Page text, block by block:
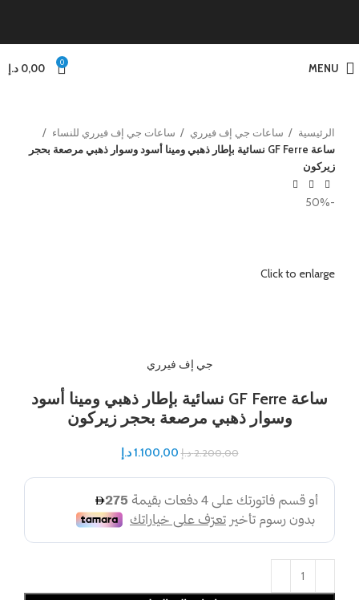
MENU
0
0,00 د.إ
الرئيسية ساعات جي إف فيرري
ساعات جي إف فيرري للنساء
ساعة GF Ferre نسائية بإطار ذهبي ومينا أسود وسوار ذهبي مرصعة بحجر
زيركون
-50%
Click to enlarge
جي إف فيرري
ساعة GF Ferre نسائية بإطار ذهبي ومينا أسود
وسوار ذهبي مرصعة بحجر زيركون
2.200,00 د.إ 1.100,00د.إ